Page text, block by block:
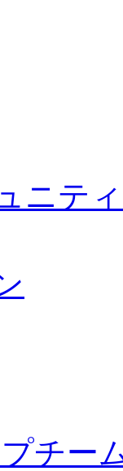
2026/27シーズン「
ニティ
チー